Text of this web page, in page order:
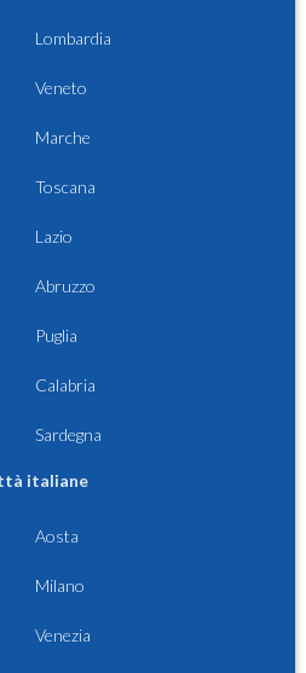
Lombardia
Veneto
Marche
Toscana
Lazio
Abruzzo
Puglia
Calabria
Sardegna
italiane
Aosta
Milano
Venezia